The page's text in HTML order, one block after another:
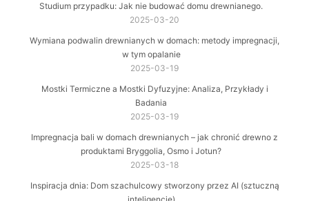
Studium przypadku: Jak nie budować domu drewnianego.
2025-03-20
Wymiana podwalin drewnianych w domach: metody impregnacji,
w tym opalanie
2025-03-19
Mostki Termiczne a Mostki Dyfuzyjne: Analiza, Przykłady i
Badania
2025-03-19
Impregnacja bali w domach drewnianych – jak chronić drewno z
produktami Bryggolia, Osmo i Jotun?
2025-03-18
Inspiracja dnia: Dom szachulcowy stworzony przez AI (sztuczną